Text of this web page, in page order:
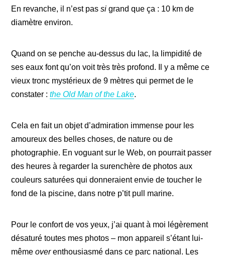
En revanche, il n’est passi grand que ça : 10 km de
diamètre environ.
Quand on se penche au-dessus du lac, la limpidité de
ses eaux font qu’on voit très très profond. Il y a même ce
vieux tronc mystérieux de 9 mètres qui permet de le
constater :the Old Man of the Lake.
Cela en fait un objet d’admiration immense pour les
amoureux des belles choses, de nature ou de
photographie. En voguant sur le Web, on pourrait passer
des heures à regarder la surenchère de photos aux
couleurs saturées qui donneraient envie de toucher le
fond de la piscine, dans notre p’tit pull marine.
Pour le confort de vos yeux, j’ai quant à moi légèrement
désaturé toutes mes photos – mon appareil s’étant lui-
mêmeoverenthousiasmé dans ce parc national. Les